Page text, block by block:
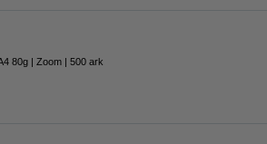
80g | Zoom | 500 ark